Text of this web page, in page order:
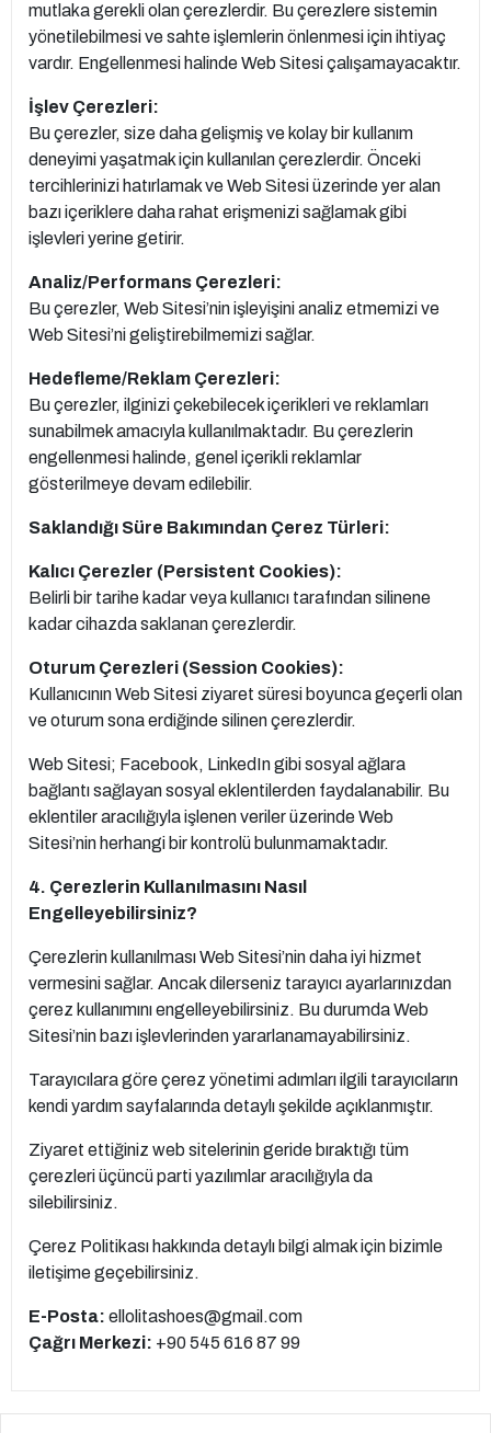
mutlaka gerekli olan çerezlerdir. Bu çerezlere sistemin
yönetilebilmesi ve sahte işlemlerin önlenmesi için ihtiyaç
vardır. Engellenmesi halinde Web Sitesi çalışamayacaktır.
İşlev Çerezleri:
Bu çerezler, size daha gelişmiş ve kolay bir kullanım
deneyimi yaşatmak için kullanılan çerezlerdir. Önceki
tercihlerinizi hatırlamak ve Web Sitesi üzerinde yer alan
bazı içeriklere daha rahat erişmenizi sağlamak gibi
işlevleri yerine getirir.
Analiz/Performans Çerezleri:
Bu çerezler, Web Sitesi’nin işleyişini analiz etmemizi ve
Web Sitesi’ni geliştirebilmemizi sağlar.
Hedefleme/Reklam Çerezleri:
Bu çerezler, ilginizi çekebilecek içerikleri ve reklamları
sunabilmek amacıyla kullanılmaktadır. Bu çerezlerin
engellenmesi halinde, genel içerikli reklamlar
gösterilmeye devam edilebilir.
Saklandığı Süre Bakımından Çerez Türleri:
Kalıcı Çerezler (Persistent Cookies):
Belirli bir tarihe kadar veya kullanıcı tarafından silinene
kadar cihazda saklanan çerezlerdir.
Oturum Çerezleri (Session Cookies):
Kullanıcının Web Sitesi ziyaret süresi boyunca geçerli olan
ve oturum sona erdiğinde silinen çerezlerdir.
Web Sitesi; Facebook, LinkedIn gibi sosyal ağlara
bağlantı sağlayan sosyal eklentilerden faydalanabilir. Bu
eklentiler aracılığıyla işlenen veriler üzerinde Web
Sitesi’nin herhangi bir kontrolü bulunmamaktadır.
4. Çerezlerin Kullanılmasını Nasıl
Engelleyebilirsiniz?
Çerezlerin kullanılması Web Sitesi’nin daha iyi hizmet
vermesini sağlar. Ancak dilerseniz tarayıcı ayarlarınızdan
çerez kullanımını engelleyebilirsiniz. Bu durumda Web
Sitesi’nin bazı işlevlerinden yararlanamayabilirsiniz.
Tarayıcılara göre çerez yönetimi adımları ilgili tarayıcıların
kendi yardım sayfalarında detaylı şekilde açıklanmıştır.
Ziyaret ettiğiniz web sitelerinin geride bıraktığı tüm
çerezleri üçüncü parti yazılımlar aracılığıyla da
silebilirsiniz.
Çerez Politikası hakkında detaylı bilgi almak için bizimle
iletişime geçebilirsiniz.
E-Posta: ellolitashoes@gmail.com
Çağrı Merkezi: +90 545 616 87 99